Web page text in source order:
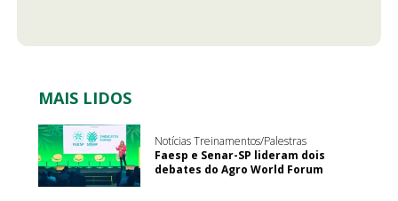
MAIS LIDOS
Notícias Treinamentos/Palestras
Faesp e Senar-SP lideram dois
debates do Agro World Forum